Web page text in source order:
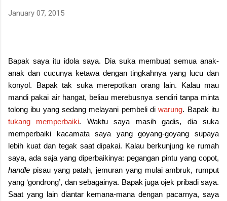
January 07, 2015
Bapak saya itu idola saya. Dia suka membuat semua anak-
anak dan cucunya ketawa dengan tingkahnya yang lucu dan
konyol. Bapak tak suka merepotkan orang lain. Kalau mau
mandi pakai air hangat, beliau merebusnya sendiri tanpa minta
tolong ibu yang sedang melayani pembeli diwarung. Bapak itu
tukang memperbaiki. Waktu saya masih gadis, dia suka
memperbaiki kacamata saya yang goyang-goyang supaya
lebih kuat dan tegak saat dipakai. Kalau berkunjung ke rumah
saya, ada saja yang diperbaikinya: pegangan pintu yang copot,
handle pisau yang patah, jemuran yang mulai ambruk, rumput
yang ‘gondrong’, dan sebagainya. Bapak juga ojek pribadi saya.
Saat yang lain diantar kemana-mana dengan pacarnya, saya